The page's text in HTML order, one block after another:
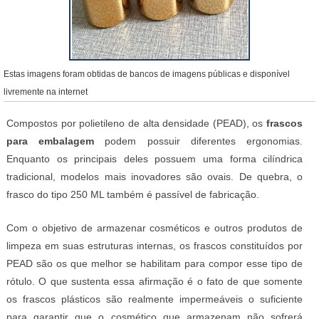
Estas imagens foram obtidas de bancos de imagens públicas e disponível
livremente na internet
Compostos por polietileno de alta densidade (PEAD), osfrascos
para embalagem podem possuir diferentes ergonomias.
Enquanto os principais deles possuem uma forma cilíndrica
tradicional, modelos mais inovadores são ovais. De quebra, o
frasco do tipo 250 ML também é passível de fabricação.
Com o objetivo de armazenar cosméticos e outros produtos de
limpeza em suas estruturas internas, os frascos constituídos por
PEAD são os que melhor se habilitam para compor esse tipo de
rótulo. O que sustenta essa afirmação é o fato de que somente
os frascos plásticos são realmente impermeáveis o suficiente